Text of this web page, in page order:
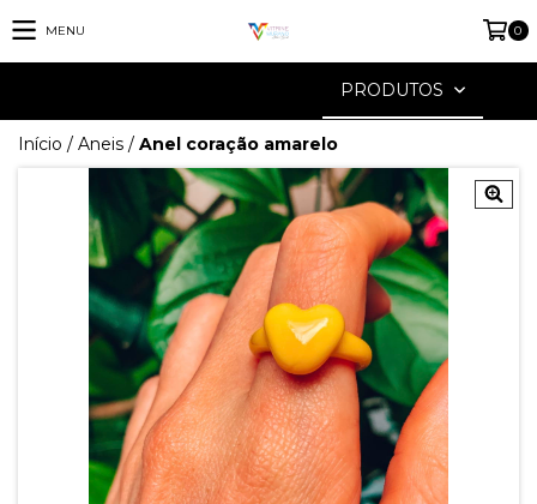
MENU 0
PRODUTOS
Início / Aneis / Anel coração amarelo